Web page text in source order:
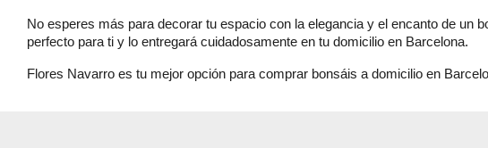
No esperes más para decorar tu espacio con la elegancia y el encanto de un
perfecto para ti y lo entregará cuidadosamente en tu domicilio en Barcelona.
Flores Navarro es tu mejor opción para comprar bonsáis a domicilio en